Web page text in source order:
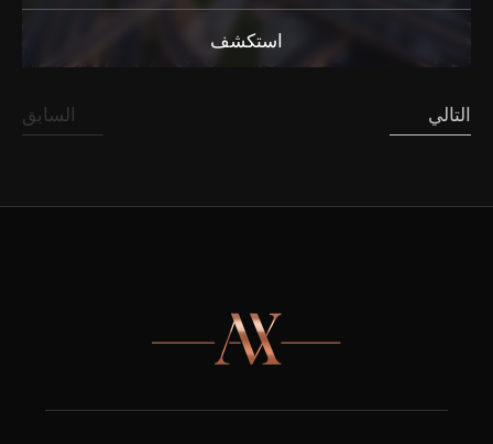
استكشف
السابق التالي